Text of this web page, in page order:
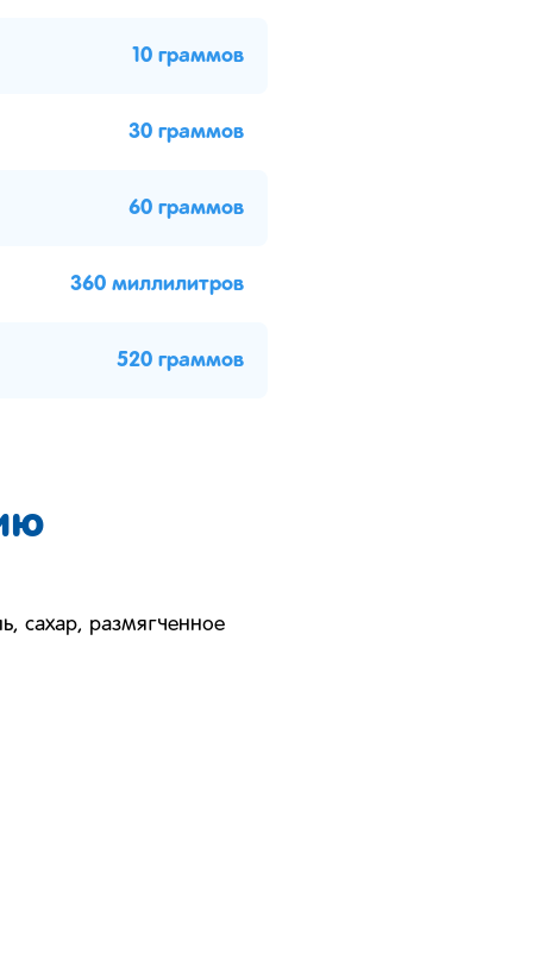
10 граммов
30 граммов
60 граммов
360 миллилитров
520 граммов
сахар, размягченное